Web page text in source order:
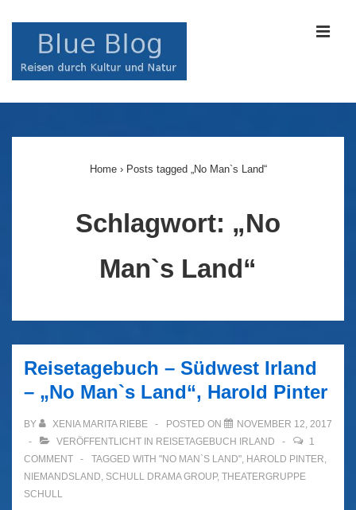
Navigation
Home › Posts tagged „No Man`s Land“
Schlagwort: „No
Man`s Land“
Reisetagebuch – Südwest Irland
– „No Man`s Land“, Harold Pinter
BY XENIA MARITA RIEBE POSTED ON
NOVEMBER 12, 2017
VERÖFFENTLICHT IN REISETAGEBUCH IRLAND
1
COMMENT
TAGGED WITH "NO MAN`S LAND", HAROLD PINTER,
NIEMANDSLAND, SCHULL DRAMA GROUP, THEATERGRUPPE
SCHULL